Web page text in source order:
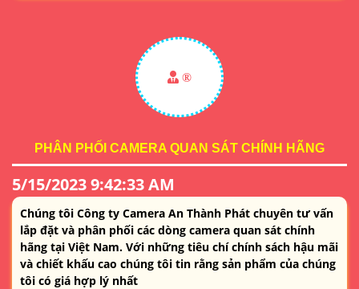
®️
PHÂN PHỐI CAMERA QUAN SÁT CHÍNH HÃNG
5/15/2023 9:42:33 AM
Chúng tôi Công ty Camera An Thành Phát chuyên tư vấn
lắp đặt và phân phối các dòng camera quan sát chính
hãng tại Việt Nam. Với những tiêu chí chính sách hậu mãi
và chiết khấu cao chúng tôi tin rằng sản phẩm của chúng
tôi có giá hợp lý nhất